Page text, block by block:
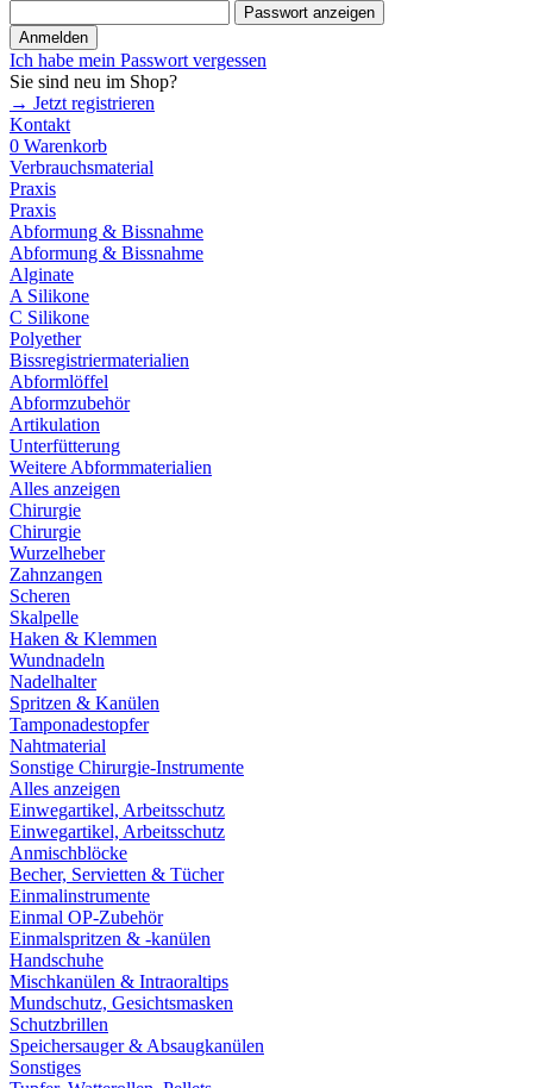
Passwort anzeigen
Anmelden
Ich habe mein Passwort vergessen
Sie sind neu im Shop?
→ Jetzt registrieren
Kontakt
0 Warenkorb
Verbrauchsmaterial
Praxis
Praxis
Abformung & Bissnahme
Abformung & Bissnahme
Alginate
A Silikone
C Silikone
Polyether
Bissregistriermaterialien
Abformlöffel
Abformzubehör
Artikulation
Unterfütterung
Weitere Abformmaterialien
Alles anzeigen
Chirurgie
Chirurgie
Wurzelheber
Zahnzangen
Scheren
Skalpelle
Haken & Klemmen
Wundnadeln
Nadelhalter
Spritzen & Kanülen
Tamponadestopfer
Nahtmaterial
Sonstige Chirurgie-Instrumente
Alles anzeigen
Einwegartikel, Arbeitsschutz
Einwegartikel, Arbeitsschutz
Anmischblöcke
Becher, Servietten & Tücher
Einmalinstrumente
Einmal OP-Zubehör
Einmalspritzen & -kanülen
Handschuhe
Mischkanülen & Intraoraltips
Mundschutz, Gesichtsmasken
Schutzbrillen
Speichersauger & Absaugkanülen
Sonstiges